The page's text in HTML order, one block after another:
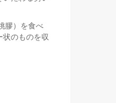
膠）を食べ
状のものを収